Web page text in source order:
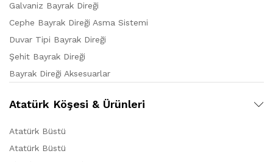
Galvaniz Bayrak Direği
Cephe Bayrak Direği Asma Sistemi
Duvar Tipi Bayrak Direği
Şehit Bayrak Direği
Bayrak Direği Aksesuarlar
Atatürk Köşesi & Ürünleri
Atatürk Büstü
Atatürk Büstü